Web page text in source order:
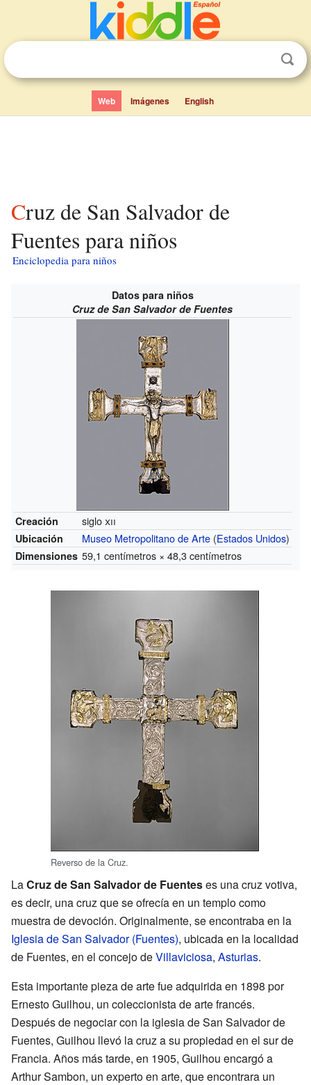
Web Imágenes English
Cruz de San Salvador de
Fuentes para niños
Enciclopedia para niños
Datos para niños
Cruz de San Salvador de Fuentes
Creación sigloxii
Ubicación Museo Metropolitano de Arte (Estados Unidos)
Dimensiones 59,1 centímetros × 48,3 centímetros
Reverso de la Cruz.
LaCruz de San Salvador de Fuenteses una cruz votiva,
es decir, una cruz que se ofrecía en un templo como
muestra de devoción. Originalmente, se encontraba en la
Iglesia de San Salvador (Fuentes), ubicada en la localidad
de Fuentes, en el concejo deVillaviciosa, Asturias.
Esta importante pieza de arte fue adquirida en 1898 por
Ernesto Guilhou, un coleccionista de arte francés.
Después de negociar con la iglesia de San Salvador de
Fuentes, Guilhou llevó la cruz a su propiedad en el sur de
Francia. Años más tarde, en 1905, Guilhou encargó a
Arthur Sambon, un experto en arte, que encontrara un